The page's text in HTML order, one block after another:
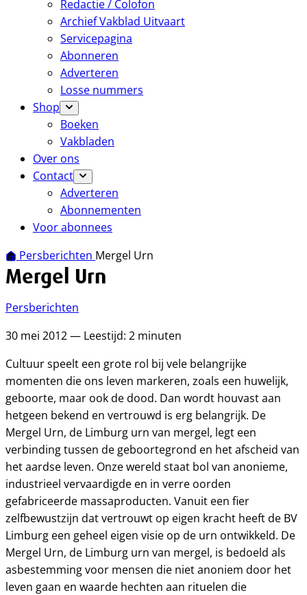
Redactie / Colofon
Archief Vakblad Uitvaart
Servicepagina
Abonneren
Adverteren
Losse nummers
Shop
Boeken
Vakbladen
Over ons
Contact
Adverteren
Abonnementen
Voor abonnees
Persberichten Mergel Urn
Mergel Urn
Persberichten
30 mei 2012 — Leestijd: 2 minuten
Cultuur speelt een grote rol bij vele belangrijke
momenten die ons leven markeren, zoals een huwelijk,
geboorte, maar ook de dood. Dan wordt houvast aan
hetgeen bekend en vertrouwd is erg belangrijk. De
Mergel Urn, de Limburg urn van mergel, legt een
verbinding tussen de geboortegrond en het afscheid van
het aardse leven. Onze wereld staat bol van anonieme,
industrieel vervaardigde en in verre oorden
gefabriceerde massaproducten. Vanuit een fier
zelfbewustzijn dat vertrouwt op eigen kracht heeft de BV
Limburg een geheel eigen visie op de urn ontwikkeld. De
Mergel Urn, de Limburg urn van mergel, is bedoeld als
asbestemming voor mensen die niet anoniem door het
leven gaan en waarde hechten aan rituelen die